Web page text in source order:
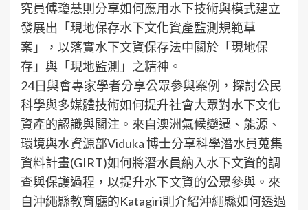
究員傅瓊慧則分享如何應用水下技術與模式建立
發展出「現地保存水下文化資產監測規範草
案」，以落實水下文資保存法中關於「現地保
存」與「現地監測」之精神。
24日與會專家學者分享公眾參與案例，探討公民
科學與多媒體技術如何提升社會大眾對水下文化
資產的認識與關注。來自澳洲氣候變遷、能源、
環境與水資源部Viduka 博士分享科學潛水員蒐集
資料計畫(GIRT)如何將潛水員納入水下文資的調
查與保護過程，以提升水下文資的公眾參與。來
自沖繩縣教育廳的Katagiri則介紹沖繩縣如何透過